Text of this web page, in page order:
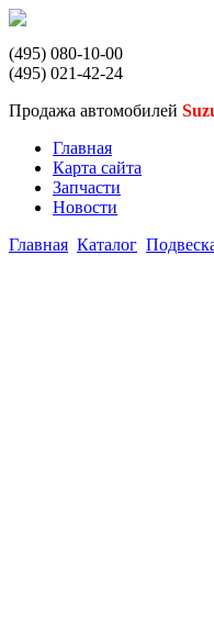
(495) 080-10-00
(495) 021-42-24
Продажа автомобилей
Главная
Карта сайта
Запчасти
Новости
Главная Каталог